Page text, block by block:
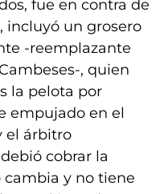
fue en contra de
incluyó un grosero
-reemplazante
, quien
la pelota por
empujado en el
el árbitro
cobrar la
cambia y no tiene